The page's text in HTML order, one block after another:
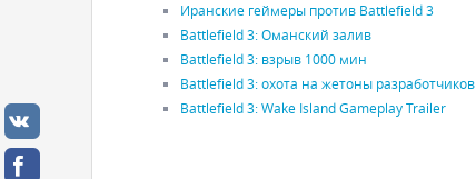
Иранские геймеры против Battlefield 3
Battlefield 3: Оманский залив
Battlefield 3: взрыв 1000 мин
Battlefield 3: охота на жетоны разработчиков
Battlefield 3: Wake Island Gameplay Trailer